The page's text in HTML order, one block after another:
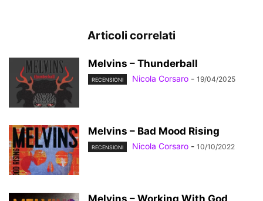
Articoli correlati
Melvins – Thunderball
RECENSIONI Nicola Corsaro - 19/04/2025
Melvins – Bad Mood Rising
RECENSIONI Nicola Corsaro - 10/10/2022